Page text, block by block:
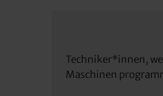
Techniker*innen,
Maschinen